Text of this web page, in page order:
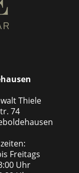
Thiele
74
Freitags
Uhr